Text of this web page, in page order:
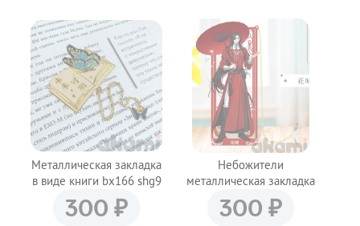
Металлическая закладка
в виде книги bx166 shg9
300 ₽
Небожители
металлическая закладка
bz141 shg9
300 ₽